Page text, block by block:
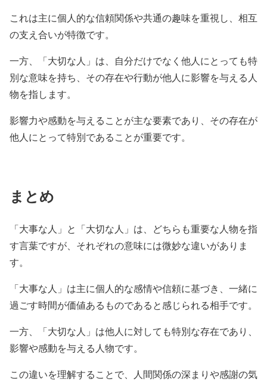
これは主に個人的な信頼関係や共通の趣味を重視し、相互
の支え合いが特徴です。
一方、「大切な人」は、自分だけでなく他人にとっても特
別な意味を持ち、その存在や行動が他人に影響を与える人
物を指します。
影響力や感動を与えることが主な要素であり、その存在が
他人にとって特別であることが重要です。
まとめ
「大事な人」と「大切な人」は、どちらも重要な人物を指
す言葉ですが、それぞれの意味には微妙な違いがありま
す。
「大事な人」は主に個人的な感情や信頼に基づき、一緒に
過ごす時間が価値あるものであると感じられる相手です。
一方、「大切な人」は他人に対しても特別な存在であり、
影響や感動を与える人物です。
この違いを理解することで、人間関係の深まりや感謝の気